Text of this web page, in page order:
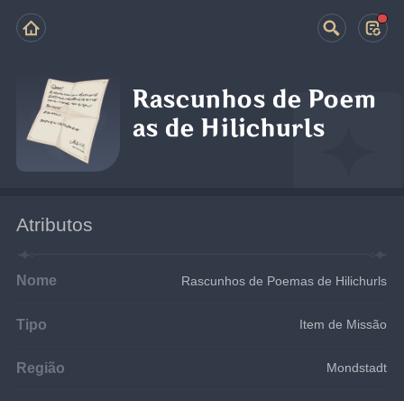
Rascunhos de Poem
as de Hilichurls
Atributos
Nome Rascunhos de Poemas de Hilichurls
Tipo Item de Missão
Região Mondstadt